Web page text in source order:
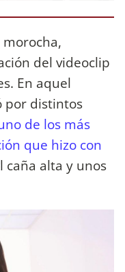
del videoclip
En aquel
por distintos
de los más
que hizo con
caña alta y unos